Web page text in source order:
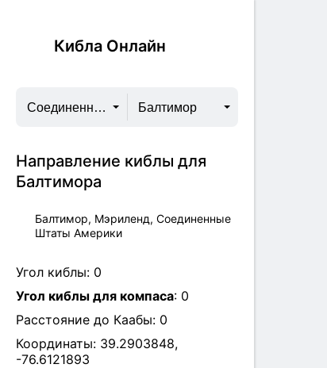
Кибла Онлайн
Соединенные Штаты Америки
Балтимор
Направление киблы для
Балтимора
Балтимор, Мэриленд, Соединенные
Штаты Америки
Угол киблы: 0
Угол киблы для компаса: 0
Расстояние до Каабы: 0
Координаты: 39.2903848,
-76.6121893